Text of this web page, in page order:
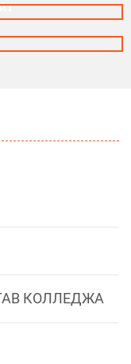
КОЛЛЕДЖА